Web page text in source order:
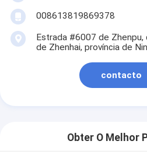
008613819869378
Estrada #6007 de
de Zhenhai, província de
contacto
Obter O Melhor